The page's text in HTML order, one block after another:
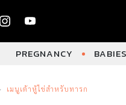
PREGNANCY BABIES
เมนูเต้าหู้ไข่สำหรับทารก